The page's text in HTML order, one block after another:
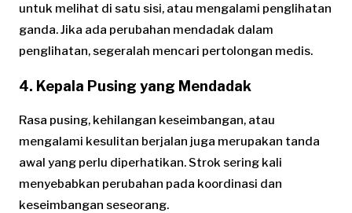
untuk melihat di satu sisi, atau mengalami penglihatan
ganda. Jika ada perubahan mendadak dalam
penglihatan, segeralah mencari pertolongan medis.
4. Kepala Pusing yang Mendadak
Rasa pusing, kehilangan keseimbangan, atau
mengalami kesulitan berjalan juga merupakan tanda
awal yang perlu diperhatikan. Strok sering kali
menyebabkan perubahan pada koordinasi dan
keseimbangan seseorang.